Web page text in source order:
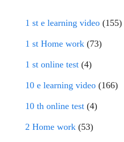
1 st e learning video (155)
1 st Home work (73)
1 st online test (4)
10 e learning video (166)
10 th online test (4)
2 Home work (53)